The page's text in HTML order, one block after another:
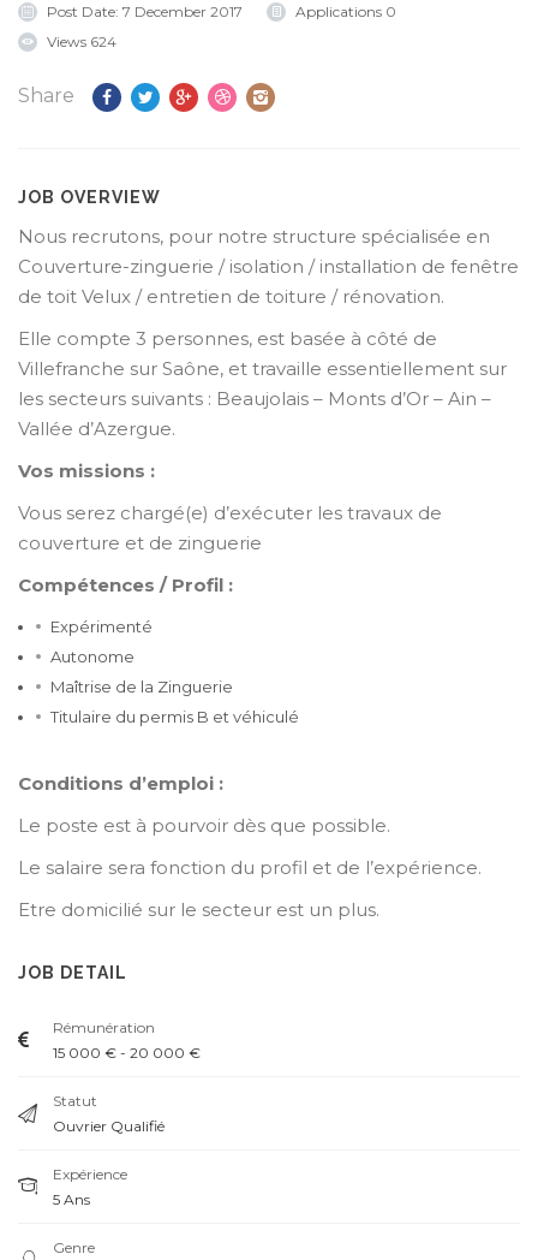
Post Date: 7 December 2017 Applications 0
Views 624
Share
JOB OVERVIEW
Nous recrutons, pour notre structure spécialisée en
Couverture-zinguerie / isolation / installation de fenêtre
de toit Velux / entretien de toiture / rénovation.
Elle compte 3 personnes, est basée à côté de
Villefranche sur Saône, et travaille essentiellement sur
les secteurs suivants : Beaujolais – Monts d’Or – Ain –
Vallée d’Azergue.
Vos missions :
Vous serez chargé(e) d’exécuter les travaux de
couverture et de zinguerie
Compétences / Profil :
Expérimenté
Autonome
Maîtrise de la Zinguerie
Titulaire du permis B et véhiculé
Conditions d’emploi :
Le poste est à pourvoir dès que possible.
Le salaire sera fonction du profil et de l’expérience.
Etre domicilié sur le secteur est un plus.
JOB DETAIL
Rémunération
15 000 € - 20 000 €
Statut
Ouvrier Qualifié
Expérience
5 Ans
Genre